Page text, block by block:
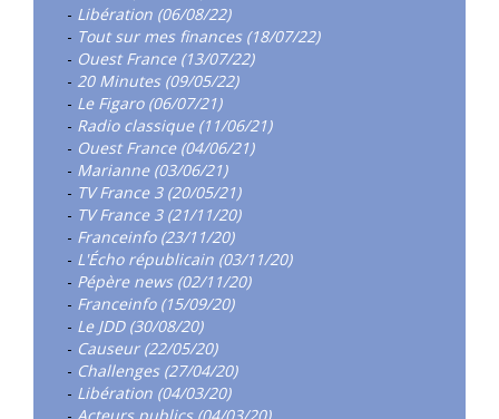
- Libération (06/08/22)
- Tout sur mes finances (18/07/22)
- Ouest France (13/07/22)
- 20 Minutes (09/05/22)
- Le Figaro (06/07/21)
- Radio classique (11/06/21)
- Ouest France (04/06/21)
- Marianne (03/06/21)
- TV France 3 (20/05/21)
- TV France 3 (21/11/20)
- Franceinfo (23/11/20)
- L'Écho républicain (03/11/20)
- Pépère news (02/11/20)
- Franceinfo (15/09/20)
- Le JDD (30/08/20)
- Causeur (22/05/20)
- Challenges (27/04/20)
- Libération (04/03/20)